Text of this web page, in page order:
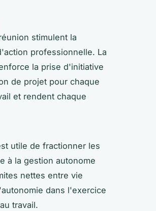
stimulent la
professionnelle. La
la prise d'initiative
de projet pour chaque
et rendent chaque
utile de fractionner les
à la gestion autonome
nettes entre vie
dans l'exercice
travail.